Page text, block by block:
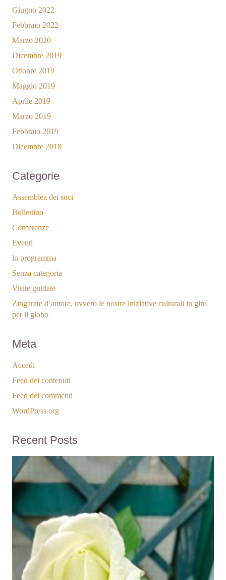
Giugno 2022
Febbraio 2022
Marzo 2020
Dicembre 2019
Ottobre 2019
Maggio 2019
Aprile 2019
Marzo 2019
Febbraio 2019
Dicembre 2018
Categorie
Assemblea dei soci
Bollettino
Conferenze
Eventi
in programma
Senza categoria
Visite guidate
Zingarate d’autore, ovvero le nostre iniziative culturali in giro
per il globo
Meta
Accedi
Feed dei contenuti
Feed dei commenti
WordPress.org
Recent Posts